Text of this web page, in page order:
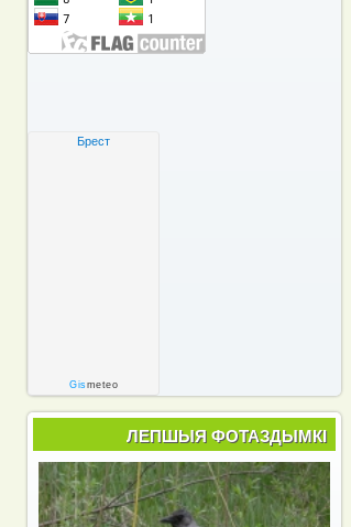
Брест
Gismeteo
ЛЕПШЫЯ ФОТАЗДЫМКІ